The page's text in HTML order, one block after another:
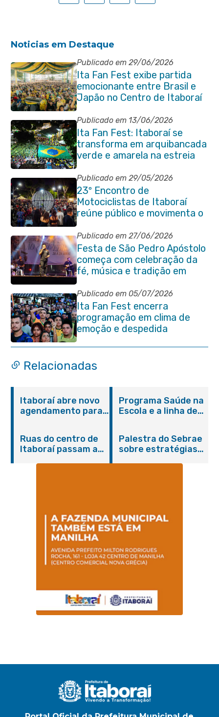
Noticias em Destaque
Publicado em 29/06/2026
Ita Fan Fest exibe partida
emocionante entre Brasil e
Japão no Centro de Itaboraí
Publicado em 13/06/2026
Ita Fan Fest: Itaboraí se
transforma em arquibancada
verde e amarela na estreia
do Brasil na Copa do Mundo
Publicado em 29/05/2026
23º Encontro de
Motociclistas de Itaboraí
reúne público e movimenta o
Centro da cidade na noite de
abertura
Publicado em 27/06/2026
Festa de São Pedro Apóstolo
começa com celebração da
fé, música e tradição em
Venda das Pedras
Publicado em 05/07/2026
Ita Fan Fest encerra
programação em clima de
emoção e despedida
Relacionadas
Itaboraí abre novo
agendamento para
Programa Saúde na
Escola e a linha de
promovem
conscientização
sobre hanseníase
Ruas do centro de
Itaboraí passam a
Palestra do Sebrae
sobre estratégias